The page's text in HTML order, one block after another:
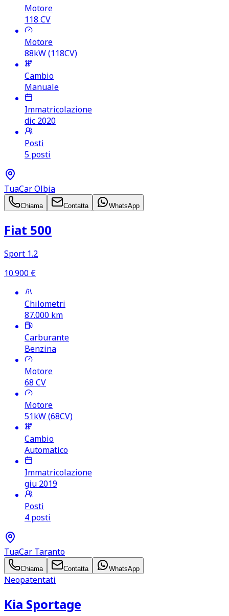
Motore
118 CV
Motore
88kW (118CV)
Cambio
Manuale
Immatricolazione
dic 2020
Posti
5 posti
TuaCar Olbia
Chiama Contatta WhatsApp
Fiat 500
Sport 1.2
10.900 €
Chilometri
87.000 km
Carburante
Benzina
Motore
68 CV
Motore
51kW (68CV)
Cambio
Automatico
Immatricolazione
giu 2019
Posti
4 posti
TuaCar Taranto
Chiama Contatta WhatsApp
Neopatentati
Kia Sportage